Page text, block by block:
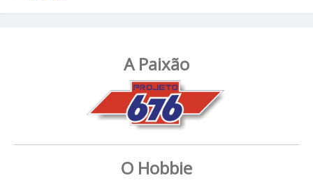
A Paixão
O Hobbie